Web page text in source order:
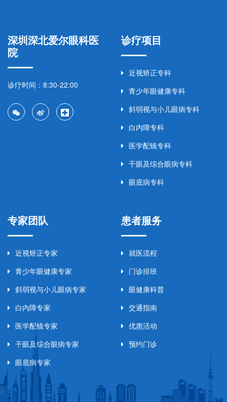
深圳深北爱尔眼科医
院
诊疗时间：8:30-22:00
诊疗项目
近视矫正专科
青少年眼健康专科
斜弱视与小儿眼病专科
白内障专科
医学配镜专科
干眼及综合眼病专科
眼底病专科
专家团队
近视矫正专家
青少年眼健康专家
斜弱视与小儿眼病专家
白内障专家
医学配镜专家
干眼及综合眼病专家
眼底病专家
患者服务
就医流程
门诊排班
眼健康科普
交通指南
优惠活动
预约门诊
>